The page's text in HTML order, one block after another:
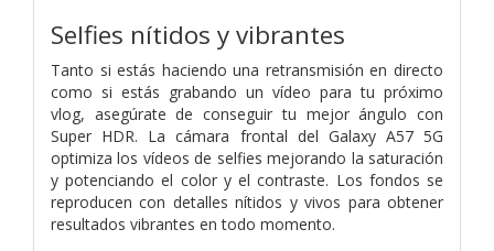
Selfies nítidos y vibrantes
Tanto si estás haciendo una retransmisión en directo
como si estás grabando un vídeo para tu próximo
vlog, asegúrate de conseguir tu mejor ángulo con
Super HDR. La cámara frontal del Galaxy A57 5G
optimiza los vídeos de selfies mejorando la saturación
y potenciando el color y el contraste. Los fondos se
reproducen con detalles nítidos y vivos para obtener
resultados vibrantes en todo momento.